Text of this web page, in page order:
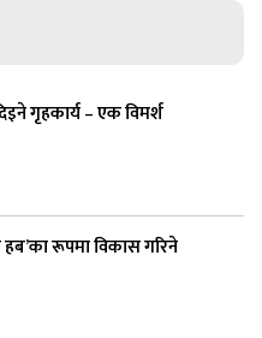
गृहकार्य – एक विमर्श
हब’का रूपमा विकास गरिने